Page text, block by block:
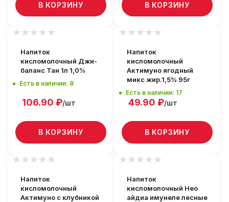
В КОРЗИНУ В КОРЗИНУ
Напиток
кисломолочный Джи-
баланс Тан 1л 1,0%
Есть в наличии: 8
106.90 ₽/шт
В КОРЗИНУ
Напиток
кисломолочный
Актимуно ягодный
микс жир.1,5% 95г
Есть в наличии: 17
49.90 ₽/шт
В КОРЗИНУ
Напиток
кисломолочный
Актимуно с клубникой
Напиток
кисломолочный Нео
айдиа имунеле лесные